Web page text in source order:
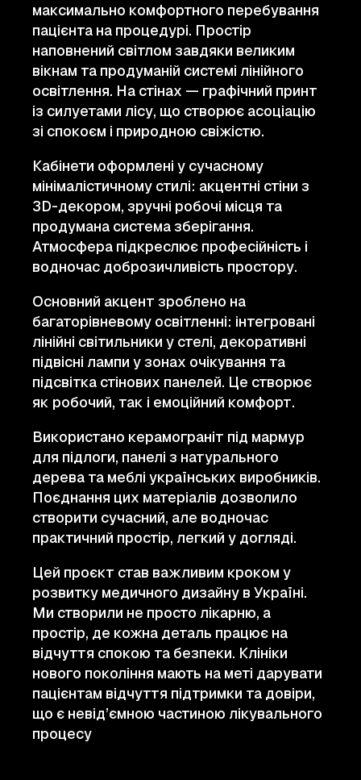
максимально комфортного перебування
пацієнта на процедурі. Простір
наповнений світлом завдяки великим
вікнам та продуманій системі лінійного
освітлення. На стінах — графічний принт
із силуетами лісу, що створює асоціацію
зі спокоєм і природною свіжістю.
Кабінети оформлені у сучасному
мінімалістичному стилі: акцентні стіни з
3D-декором, зручні робочі місця та
продумана система зберігання.
Атмосфера підкреслює професійність і
водночас доброзичливість простору.
Основний акцент зроблено на
багаторівневому освітленні: інтегровані
лінійні світильники у стелі, декоративні
підвісні лампи у зонах очікування та
підсвітка стінових панелей. Це створює
як робочий, так і емоційний комфорт.
Використано керамограніт під мармур
для підлоги, панелі з натурального
дерева та меблі українських виробників.
Поєднання цих матеріалів дозволило
створити сучасний, але водночас
практичний простір, легкий у догляді.
Цей проєкт став важливим кроком у
розвитку медичного дизайну в Україні.
Ми створили не просто лікарню, а
простір, де кожна деталь працює на
відчуття спокою та безпеки. Клініки
нового покоління мають на меті дарувати
пацієнтам відчуття підтримки та довіри,
що є невід’ємною частиною лікувального
процесу